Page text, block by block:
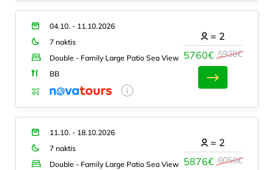
04.10. - 11.10.2026
7 naktis
Double - Family Large Patio Sea View
BB
5760€ 5938€
= 2
11.10. - 18.10.2026
7 naktis
Double - Family Large Patio Sea View 5876€ 6058€
= 2